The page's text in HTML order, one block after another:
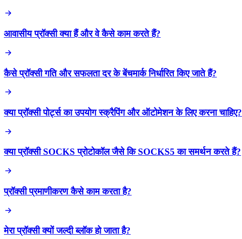
आवासीय प्रॉक्सी क्या हैं और वे कैसे काम करते हैं?
कैसे प्रॉक्सी गति और सफलता दर के बेंचमार्क निर्धारित किए जाते हैं?
क्या प्रॉक्सी पोर्ट्स का उपयोग स्क्रैपिंग और ऑटोमेशन के लिए करना चाहिए?
क्या प्रॉक्सी SOCKS प्रोटोकॉल जैसे कि SOCKS5 का समर्थन करते हैं?
प्रॉक्सी प्रमाणीकरण कैसे काम करता है?
मेरा प्रॉक्सी क्यों जल्दी ब्लॉक हो जाता है?